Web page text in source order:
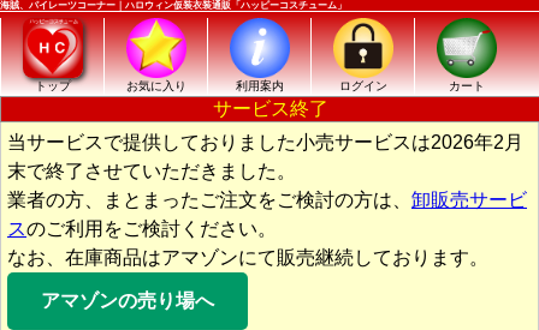
海賊、パイレーツコーナー｜ハロウィン仮装衣装通販「ハッピーコスチューム」
トップ お気に入り 利用案内 ログイン カート
サービス終了
当サービスで提供しておりました小売サービスは2026年2月
末で終了させていただきました。
業者の方、まとまったご注文をご検討の方は、 卸販売サービ
スのご利用をご検討ください。
なお、在庫商品はアマゾンにて販売継続しております。
アマゾンの売り場へ